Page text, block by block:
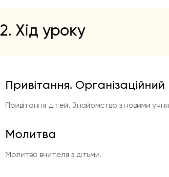
2. Хід уроку
Привітання.
Привітання дітей. Знайомство з новими
Молитва
Молитва вчителя з дітьми.